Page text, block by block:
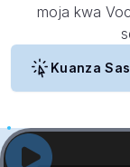
moja kwa
Kuanza
Angalia